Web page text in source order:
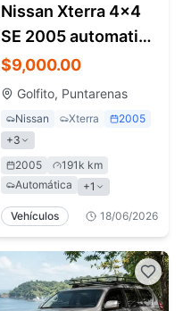
Nissan Xterra 4x4
SE 2005 automatic -
leather interior
$9,000.00
Golfito, Puntarenas
Nissan Xterra
2005
+3
2005
191k km
Automática
+1
Vehículos 18/06/2026